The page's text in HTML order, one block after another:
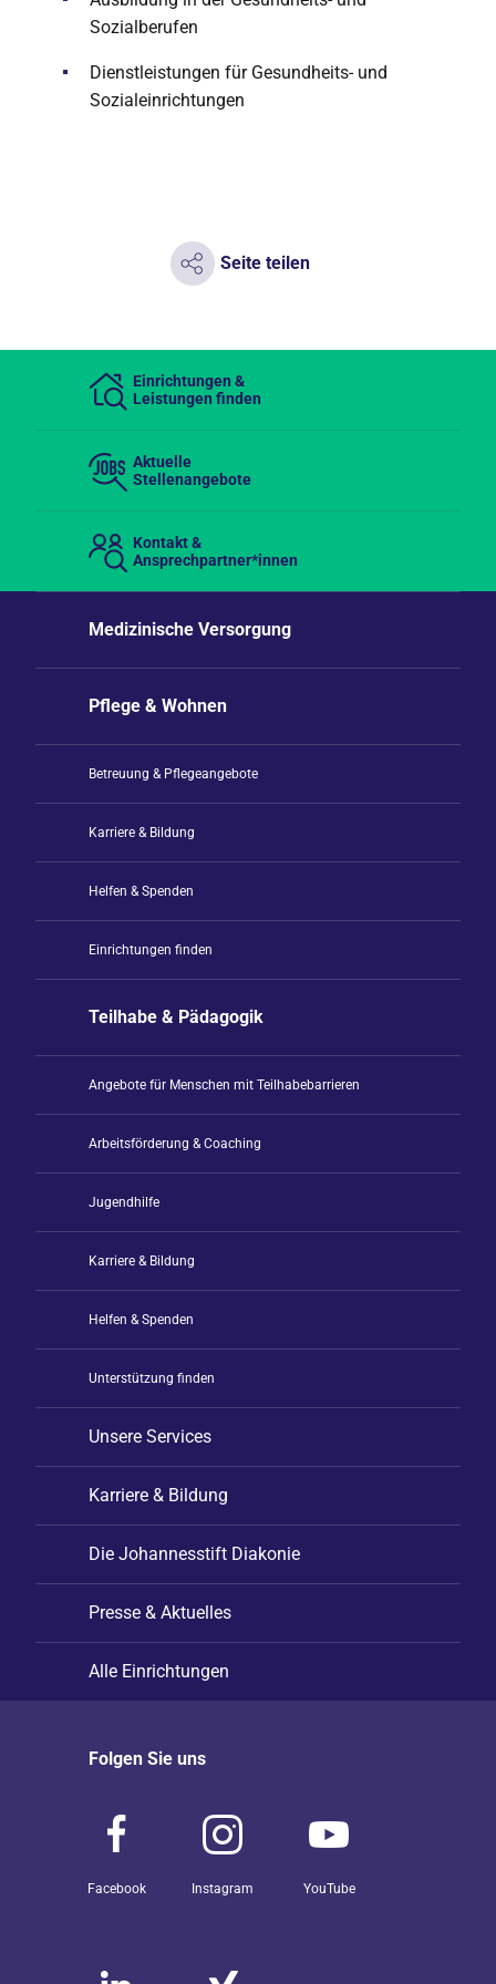
Sozialberufen
Dienstleistungen für Gesundheits- und
Sozialeinrichtungen
Seite teilen
Einrichtungen &
Leistungen finden
Aktuelle
Stellenangebote
Kontakt &
Ansprechpartner*innen
Medizinische Versorgung
Pflege & Wohnen
Betreuung & Pflegeangebote
Karriere & Bildung
Helfen & Spenden
Einrichtungen finden
Teilhabe & Pädagogik
Angebote für Menschen mit Teilhabebarrieren
Arbeitsförderung & Coaching
Jugendhilfe
Karriere & Bildung
Helfen & Spenden
Unterstützung finden
Unsere Services
Karriere & Bildung
Die Johannesstift Diakonie
Presse & Aktuelles
Alle Einrichtungen
Folgen Sie uns
Facebook Instagram YouTube